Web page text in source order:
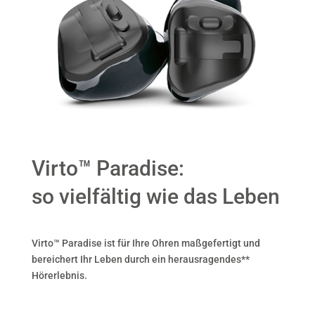
Virto™ Paradise:
so vielfältig wie das Leben
Virto™ Paradise ist für Ihre Ohren maßgefertigt und
bereichert Ihr Leben durch ein herausragendes**
Hörerlebnis.